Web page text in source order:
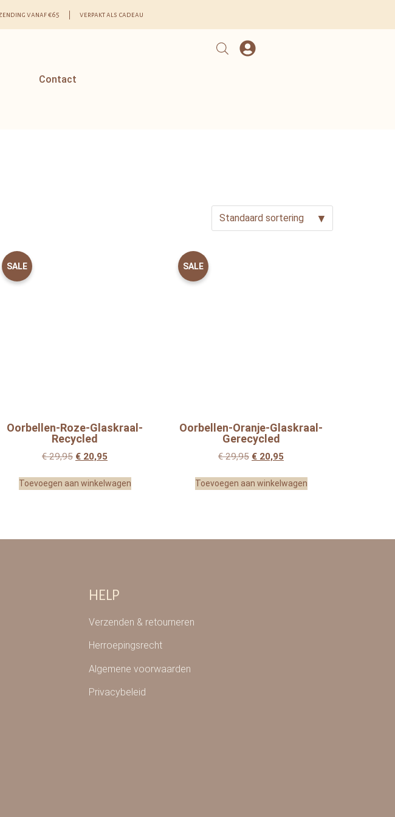
vanaf €65 | verpakt als cadeau
Contact
SALE
Oorbellen-Roze-Glaskraal-
Recycled
€29,95 € 20,95
Toevoegen aan winkelwagen
SALE
Oorbellen-Oranje-Glaskraal-
Gerecycled
€29,95 € 20,95
Toevoegen aan winkelwagen
HELP
Verzenden & retourneren
Herroepingsrecht
Algemene voorwaarden
Privacybeleid